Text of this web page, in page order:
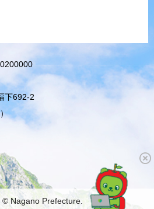
下692-2
© Nagano Prefecture.